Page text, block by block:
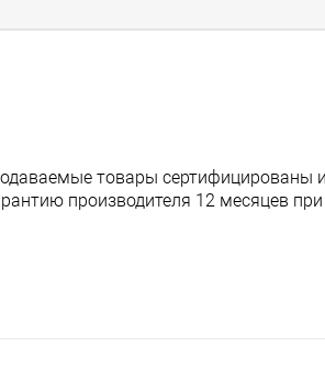
товары сертифицированы
производителя 12 месяцев при